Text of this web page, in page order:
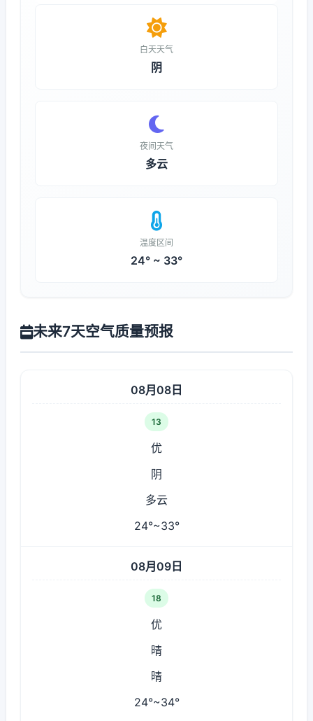
白天天气
阴
夜间天气
多云
温度区间
24° ~ 33°
未来7天空气质量预报
08月08日
13
优
阴
多云
24°~33°
08月09日
18
优
晴
晴
24°~34°